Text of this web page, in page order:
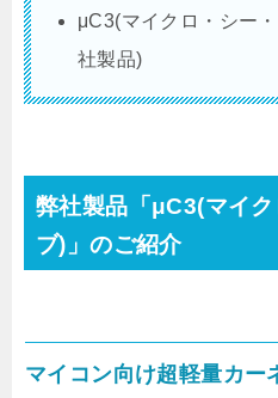
μC3(マイクロ・シー
社製品)
弊社製品「μC3(マイ
ブ)」のご紹介
マイコン向け超軽量カー